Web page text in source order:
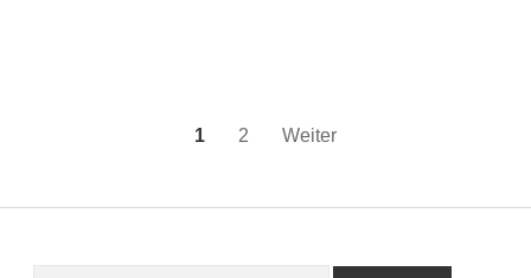
Seitennummerierung
1 2 Weiter